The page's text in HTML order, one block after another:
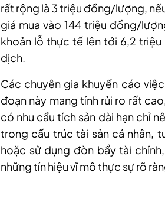
rất rộng là 3 triệu đồng/lượng, n
giá mua vào 144 triệu đồng/
khoản lỗ thực tế lên tới 6,2
dịch.
Các chuyên gia khuyến cáo
đoạn này mang tính rủi ro rất
có nhu cầu tích sản dài hạn chỉ
trong cấu trúc tài sản cá nhân,
hoặc sử dụng đòn bẩy tài
những tín hiệu vĩ mô thực sự rõ